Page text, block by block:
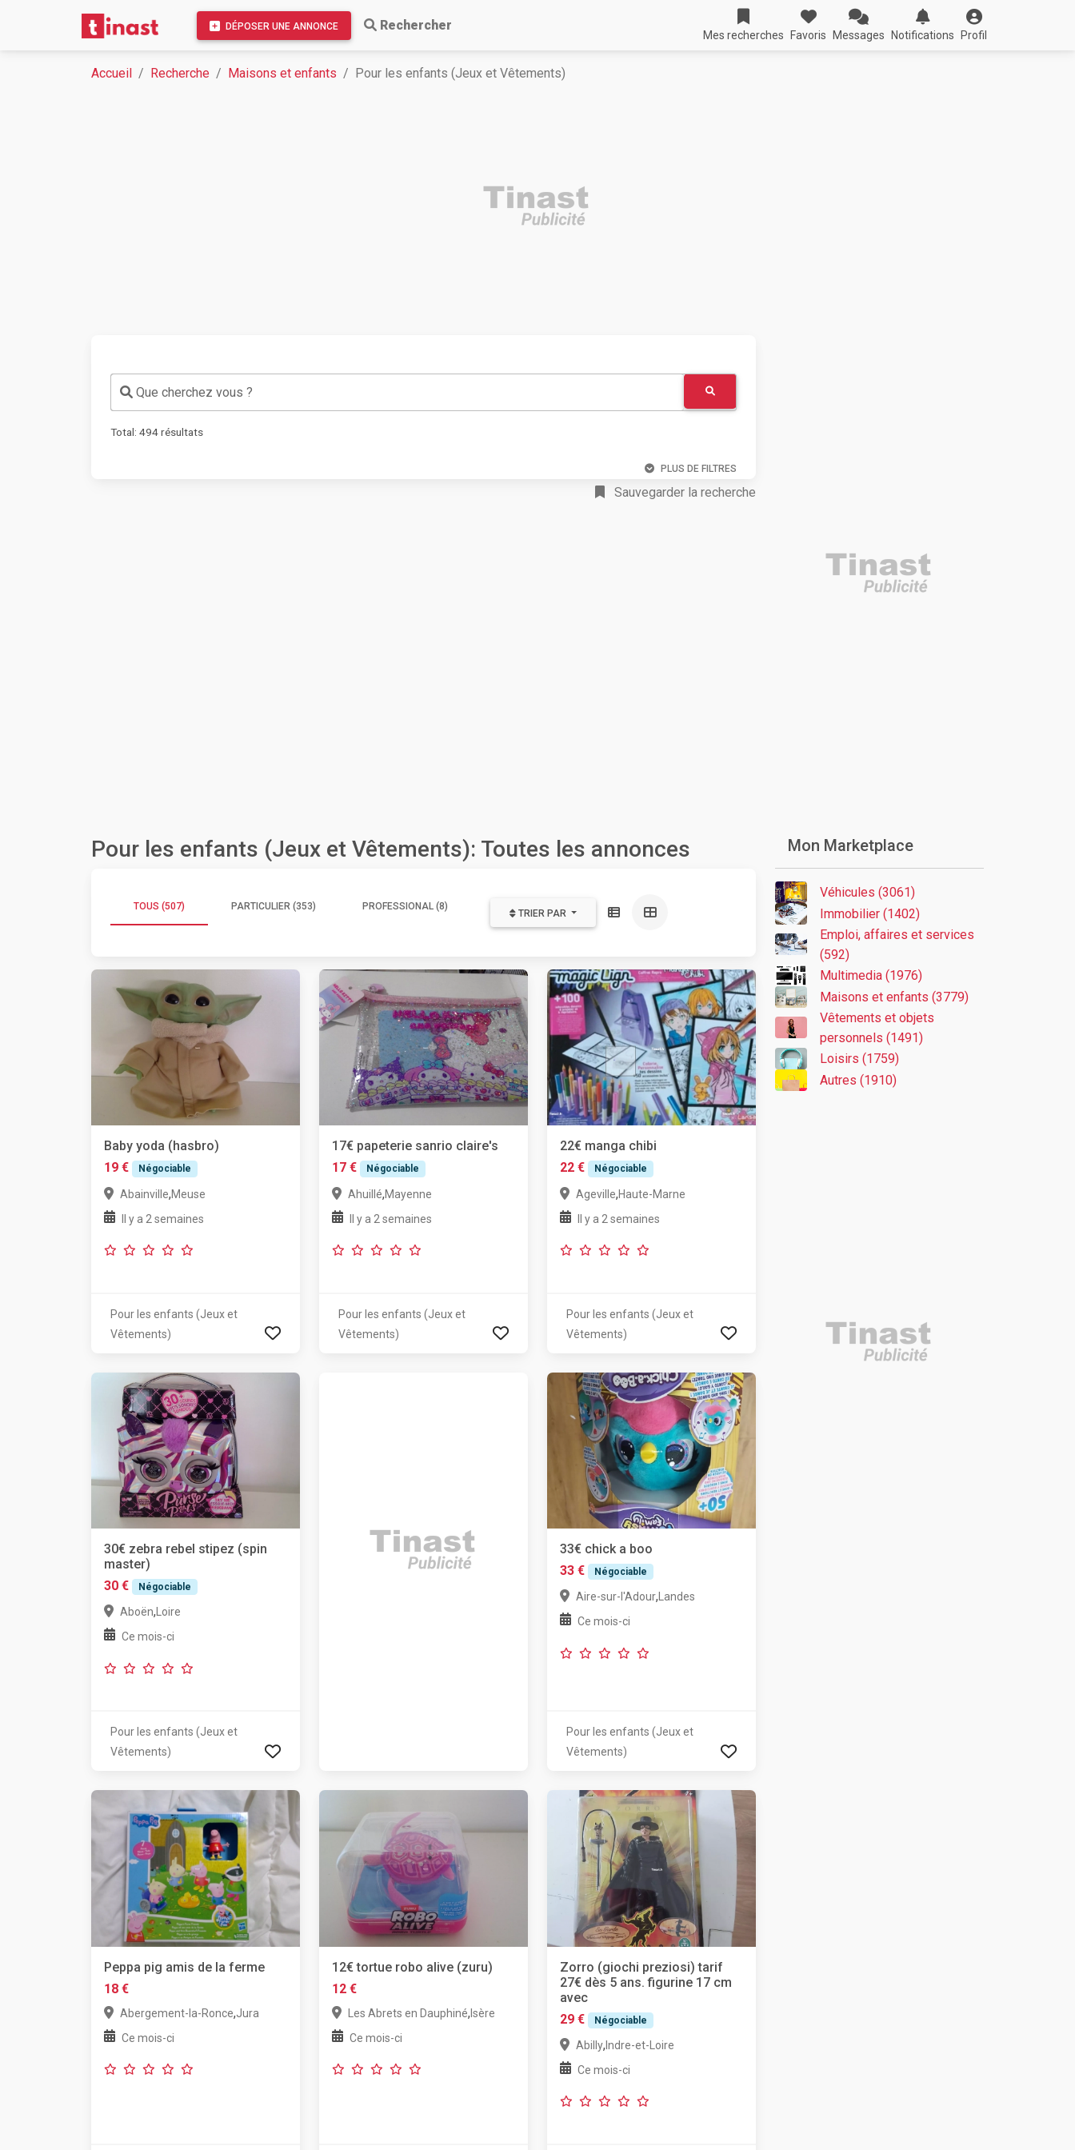
DÉPOSER UNE ANNONCE Rechercher
Mes recherches Favoris Messages Notifications Profil
Accueil Recherche Maisons et enfants Pour les enfants (Jeux et Vêtements)
Que cherchez vous ?
Total: 494résultats
PLUS DE FILTRES
Sauvegarder la recherche
Pour les enfants (Jeux et Vêtements): Toutes les annonces
TOUS (507) PARTICULIER (353) PROFESSIONAL (8)
TRIER PAR
Baby yoda (hasbro)
19 €
Négociable
Abainville,Meuse
Il y a 2 semaines
Pour les enfants (Jeux et
Vêtements)
17€ papeterie sanrio claire's
17 €
Négociable
Ahuillé,Mayenne
Il y a 2 semaines
Pour les enfants (Jeux et
Vêtements)
22€ manga chibi
22 €
Négociable
Ageville,Haute-Marne
Il y a 2 semaines
Pour les enfants (Jeux et
Vêtements)
30€ zebra rebel stipez (spin
master)
30 €
Négociable
Aboën,Loire
Ce mois-ci
Pour les enfants (Jeux et
Vêtements)
33€ chick a boo
33 €
Négociable
Aire-sur-l'Adour,Landes
Ce mois-ci
Pour les enfants (Jeux et
Vêtements)
Peppa pig amis de la ferme
18 €
Abergement-la-Ronce,Jura
Ce mois-ci
12€ tortue robo alive (zuru)
12 €
Les Abrets en Dauphiné,Isère
Ce mois-ci
Zorro (giochi preziosi) tarif
27€ dès 5 ans. figurine 17 cm
avec
29 €
Négociable
Abilly,Indre-et-Loire
Ce mois-ci
Mon Marketplace
Véhicules (3061)
Immobilier (1402)
Emploi, affaires et services
(592)
Multimedia (1976)
Maisons et enfants (3779)
Vêtements et objets
personnels (1491)
Loisirs (1759)
Autres (1910)